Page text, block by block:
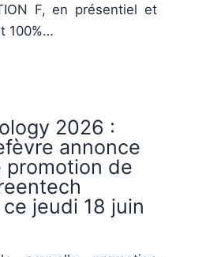
F, en présentiel et
100%…
2026 :
annonce
promotion de
jeudi 18 juin